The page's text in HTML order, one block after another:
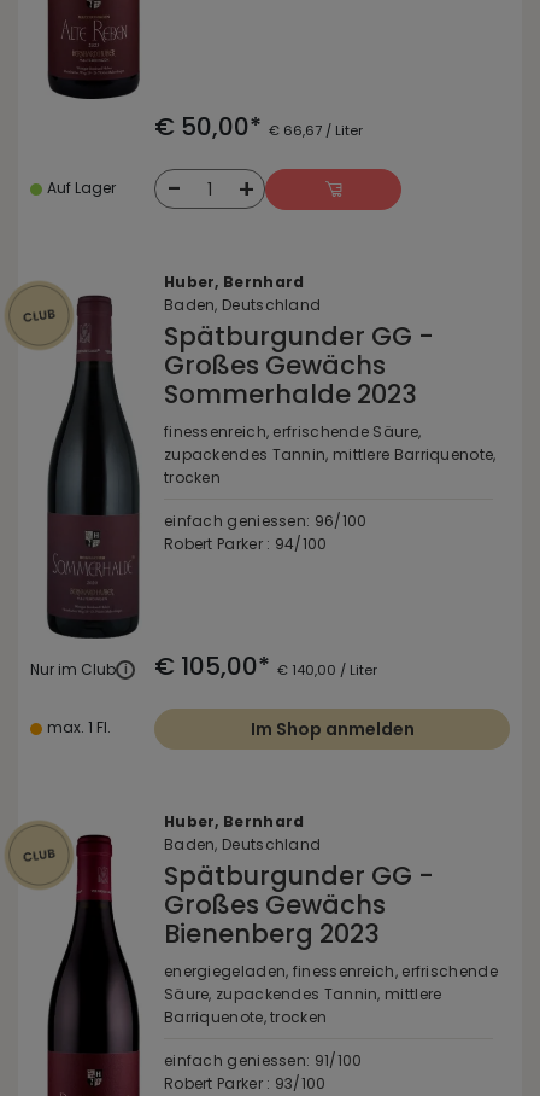
€ 50,00* € 66,67 / Liter
Auf Lager - 1 +
Huber, Bernhard
Baden, Deutschland
Spätburgunder GG -
Großes Gewächs
Sommerhalde 2023
finessenreich, erfrischende Säure,
zupackendes Tannin, mittlere Barriquenote,
trocken
einfach geniessen: 96/100
Robert Parker : 94/100
Nur im Club i € 105,00* € 140,00 / Liter
max. 1 Fl. Im Shop anmelden
Huber, Bernhard
Baden, Deutschland
Spätburgunder GG -
Großes Gewächs
Bienenberg 2023
energiegeladen, finessenreich, erfrischende
Säure, zupackendes Tannin, mittlere
Barriquenote, trocken
einfach geniessen: 91/100
Robert Parker : 93/100